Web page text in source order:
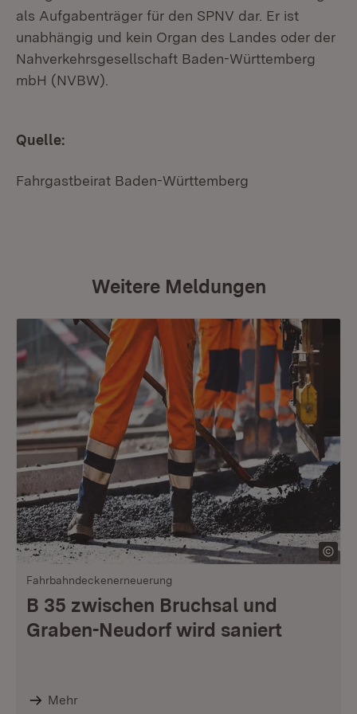
als Aufgabenträger für den SPNV dar. Er ist
unabhängig und kein Organ des Landes oder der
Nahverkehrsgesellschaft Baden-Württemberg
mbH (NVBW).
Quelle:
Fahrgastbeirat Baden-Württemberg
Weitere Meldungen
Fahrbahndeckenerneuerung
B 35 zwischen Bruchsal und
Graben-Neudorf wird saniert
Mehr